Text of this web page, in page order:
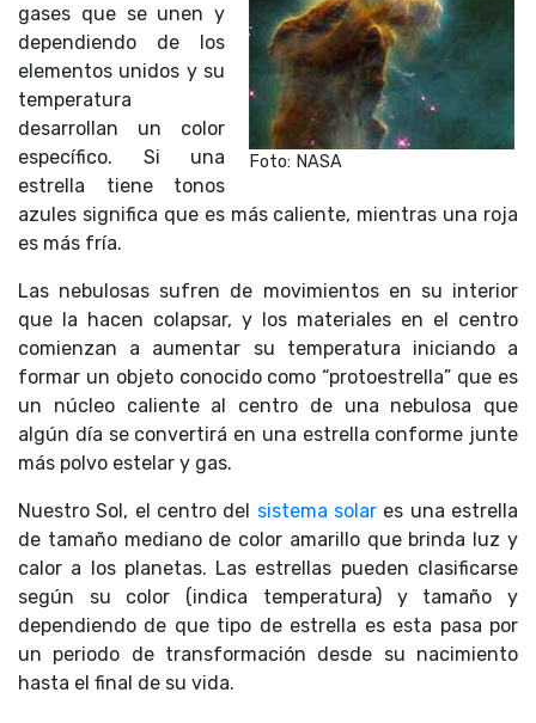
Foto: NASA
gases que se unen y
dependiendo de los
elementos unidos y su
temperatura
desarrollan un color
específico. Si una
estrella tiene tonos
azules significa que es más caliente, mientras una roja
es más fría.
Las nebulosas sufren de movimientos en su interior
que la hacen colapsar, y los materiales en el centro
comienzan a aumentar su temperatura iniciando a
formar un objeto conocido como “protoestrella” que es
un núcleo caliente al centro de una nebulosa que
algún día se convertirá en una estrella conforme junte
más polvo estelar y gas.
Nuestro Sol, el centro del sistema solar es una estrella
de tamaño mediano de color amarillo que brinda luz y
calor a los planetas. Las estrellas pueden clasificarse
según su color (indica temperatura) y tamaño y
dependiendo de que tipo de estrella es esta pasa por
un periodo de transformación desde su nacimiento
hasta el final de su vida.